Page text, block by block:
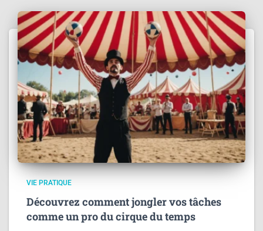
VIE PRATIQUE
Découvrez comment jongler vos tâches
comme un pro du cirque du temps